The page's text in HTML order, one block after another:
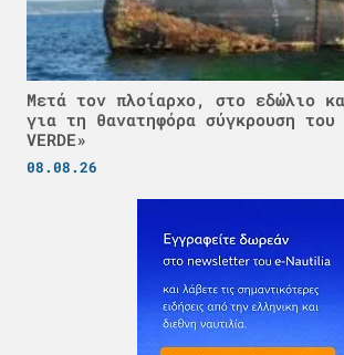
Μετά τον πλοίαρχο, στο εδώλιο
για τη θανατηφόρα σύγκρουση του
VERDE»
08.08.26